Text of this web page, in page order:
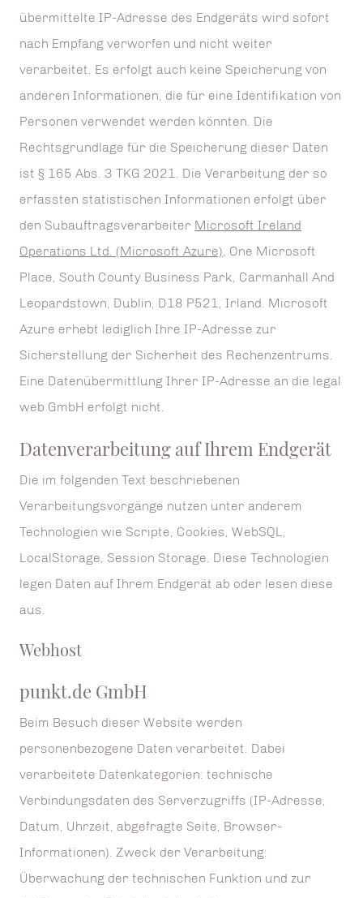
übermittelte IP-Adresse des Endgeräts wird sofort
nach Empfang verworfen und nicht weiter
verarbeitet. Es erfolgt auch keine Speicherung von
anderen Informationen, die für eine Identifikation von
Personen verwendet werden könnten. Die
Rechtsgrundlage für die Speicherung dieser Daten
ist § 165 Abs. 3 TKG 2021. Die Verarbeitung der so
erfassten statistischen Informationen erfolgt über
den Subauftragsverarbeiter Microsoft Ireland
Operations Ltd. (Microsoft Azure), One Microsoft
Place, South County Business Park, Carmanhall And
Leopardstown, Dublin, D18 P521, Irland. Microsoft
Azure erhebt lediglich Ihre IP-Adresse zur
Sicherstellung der Sicherheit des Rechenzentrums.
Eine Datenübermittlung Ihrer IP-Adresse an die legal
web GmbH erfolgt nicht.
Datenverarbeitung auf Ihrem Endgerät
Die im folgenden Text beschriebenen
Verarbeitungsvorgänge nutzen unter anderem
Technologien wie Scripte, Cookies, WebSQL,
LocalStorage, Session Storage. Diese Technologien
legen Daten auf Ihrem Endgerät ab oder lesen diese
aus.
Webhost
punkt.de GmbH
Beim Besuch dieser Website werden
personenbezogene Daten verarbeitet. Dabei
verarbeitete Datenkategorien: technische
Verbindungsdaten des Serverzugriffs (IP-Adresse,
Datum, Uhrzeit, abgefragte Seite, Browser-
Informationen). Zweck der Verarbeitung:
Überwachung der technischen Funktion und zur